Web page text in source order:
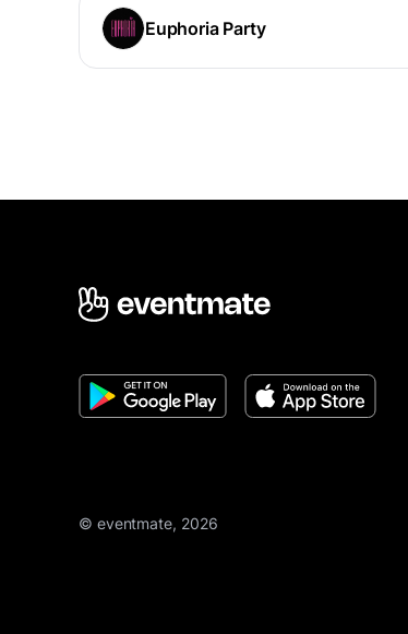
Euphoria Party
© eventmate, 2026